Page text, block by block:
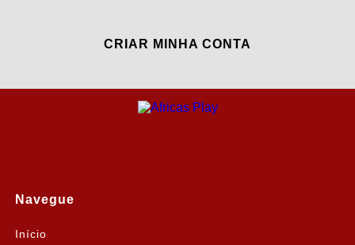
CRIAR MINHA CONTA
Navegue
Início